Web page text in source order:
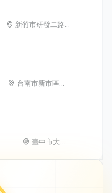
新竹市研發二路
台南市新市區環
臺中市大雅